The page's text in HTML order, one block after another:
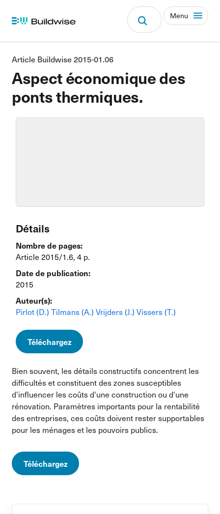
Menu
Aspect économique des
ponts thermiques.
Article Buildwise 2015-01.06
Détails
Nombre de pages:
Article 2015/1.6, 4 p.
Date de publication:
2015
Auteur(s):
Pirlot (D.) Tilmans (A.) Vrijders (J.) Vissers (T.)
Téléchargez
Bien souvent, les détails constructifs concentrent les
difficultés et constituent des zones susceptibles
d'influencer les coûts d'une construction ou d'une
rénovation. Paramètres importants pour la rentabilité
des entreprises, ces coûts doivent rester supportables
pour les ménages et les pouvoirs publics.
Téléchargez